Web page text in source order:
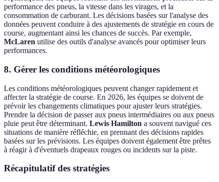
performance des pneus, la vitesse dans les virages, et la
consommation de carburant. Les décisions basées sur l'analyse des
données peuvent conduire à des ajustements de stratégie en cours de
course, augmentant ainsi les chances de succès. Par exemple,
McLaren utilise des outils d'analyse avancés pour optimiser leurs
performances.
8. Gérer les conditions météorologiques
Les conditions météorologiques peuvent changer rapidement et
affecter la stratégie de course. En 2026, les équipes se doivent de
prévoir les changements climatiques pour ajuster leurs stratégies.
Prendre la décision de passer aux pneus intermédiaires ou aux pneus
pluie peut être déterminant. Lewis Hamilton a souvent navigué ces
situations de manière réfléchie, en prennant des décisions rapides
basées sur les prévisions. Les équipes doivent également être prêtes
à réagir à d'éventuels drapeaux rouges ou incidents sur la piste.
Récapitulatif des stratégies